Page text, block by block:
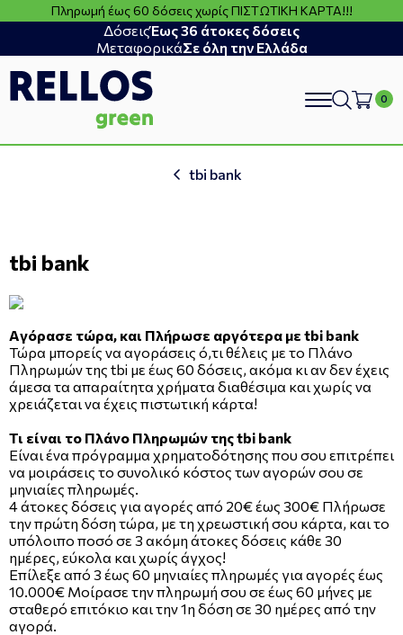
Πληρωμή έως 60 δόσεις χωρίς ΠΙΣΤΩΤΙΚΗ ΚΑΡΤΑ!!!
ΔόσειςΈως 36 άτοκες δόσεις
ΜεταφορικάΣε όλη την Ελλάδα
search
tbi bank
tbi bank
Aγόρασε τώρα, και Πλήρωσε αργότερα με tbi bank
Τώρα μπορείς να αγοράσεις ό,τι θέλεις με το Πλάνο
Πληρωμών της tbi με έως 60 δόσεις, ακόμα κι αν δεν έχεις
άμεσα τα απαραίτητα χρήματα διαθέσιμα και χωρίς να
χρειάζεται να έχεις πιστωτική κάρτα!
Τι είναι το Πλάνο Πληρωμών της tbi bank
Είναι ένα πρόγραμμα χρηματοδότησης που σου επιτρέπει
να μοιράσεις το συνολικό κόστος των αγορών σου σε
μηνιαίες πληρωμές.
4 άτοκες δόσεις για αγορές από 20€ έως 300€ Πλήρωσε
την πρώτη δόση τώρα, με τη χρεωστική σου κάρτα, και το
υπόλοιπο ποσό σε 3 ακόμη άτοκες δόσεις κάθε 30
ημέρες, εύκολα και χωρίς άγχος!
Επίλεξε από 3 έως 60 μηνιαίες πληρωμές για αγορές έως
10.000€ Μοίρασε την πληρωμή σου σε έως 60 μήνες με
σταθερό επιτόκιο και την 1η δόση σε 30 ημέρες από την
αγορά.